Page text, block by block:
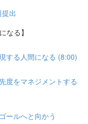
出
なる】
する人間になる (8:00)
度をマネジメントする
ールへと向かう